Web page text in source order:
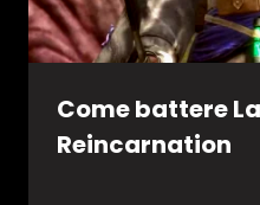
Come battere
Reincarnation